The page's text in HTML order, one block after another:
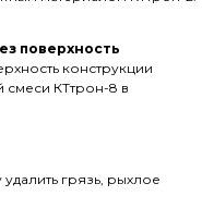
поверхность
конструкции
смеси КТтрон-8 в
грязь, рыхлое